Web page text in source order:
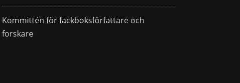
Kommittén för fackboksförfattare och
forskare